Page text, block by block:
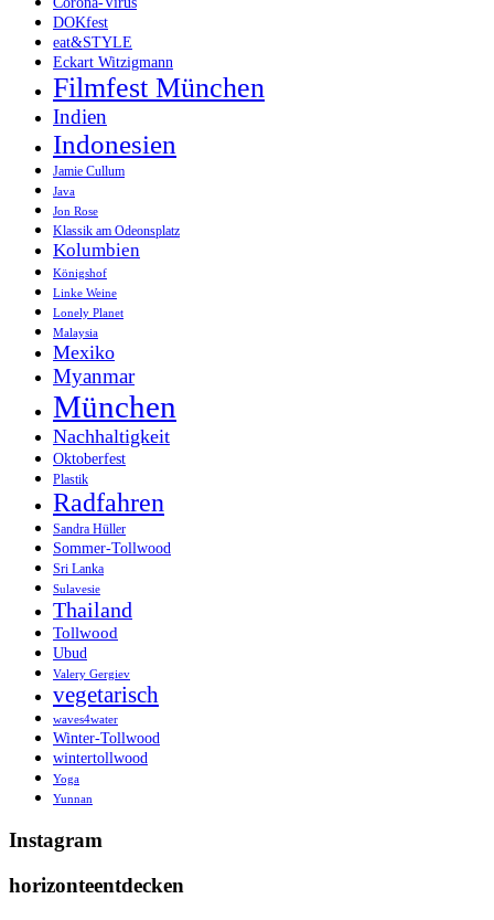
DOKfest
eat&STYLE
Eckart Witzigmann
Filmfest München
Indien
Indonesien
Jamie Cullum
Java
Jon Rose
Klassik am Odeonsplatz
Kolumbien
Königshof
Linke Weine
Lonely Planet
Malaysia
Mexiko
Myanmar
München
Nachhaltigkeit
Oktoberfest
Plastik
Radfahren
Sandra Hüller
Sommer-Tollwood
Sri Lanka
Sulavesie
Thailand
Tollwood
Ubud
Valery Gergiev
vegetarisch
waves4water
Winter-Tollwood
wintertollwood
Yoga
Yunnan
Instagram
horizonteentdecken